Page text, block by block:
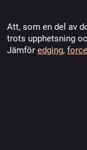
Att, som en del av
trots upphetsning
Jämför edging,